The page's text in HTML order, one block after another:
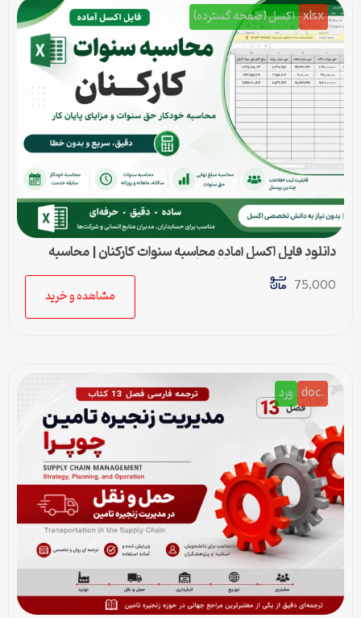
xlsx اکسل (صفحه گسترده)
دانلود فایل اکسل آماده محاسبه سنوات کارکنان | محاسبه
خودکار حق سنوات و پایان کار
75,000
مشاهده و خرید
.doc ورد